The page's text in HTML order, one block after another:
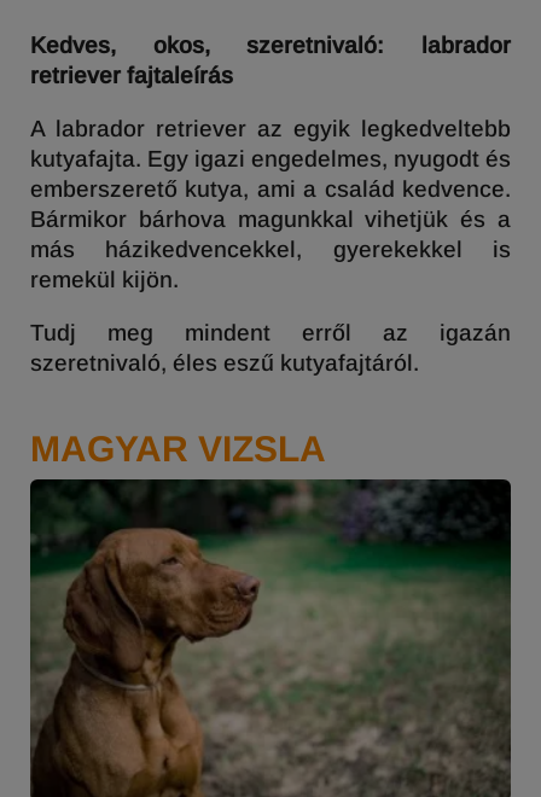
Kedves, okos, szeretnivaló: labrador
retriever fajtaleírás
A labrador retriever az egyik legkedveltebb
kutyafajta. Egy igazi engedelmes, nyugodt és
emberszerető kutya, ami a család kedvence.
Bármikor bárhova magunkkal vihetjük és a
más házikedvencekkel, gyerekekkel is
remekül kijön.
Tudj meg mindent erről az igazán
szeretnivaló, éles eszű kutyafajtáról.
MAGYAR VIZSLA